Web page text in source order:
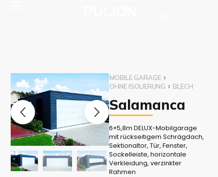
MOBILE GARAGE
OHNE ISOLIERUNG
BLECH
Salamanca
6×5,8m DELUX-Mobilgarage
mit rückseitigem Schrägdach,
Sektionaltor, Tür, Fenster,
Sockelleiste, horizontale
Verkleidung, verzinkter
Rahmen